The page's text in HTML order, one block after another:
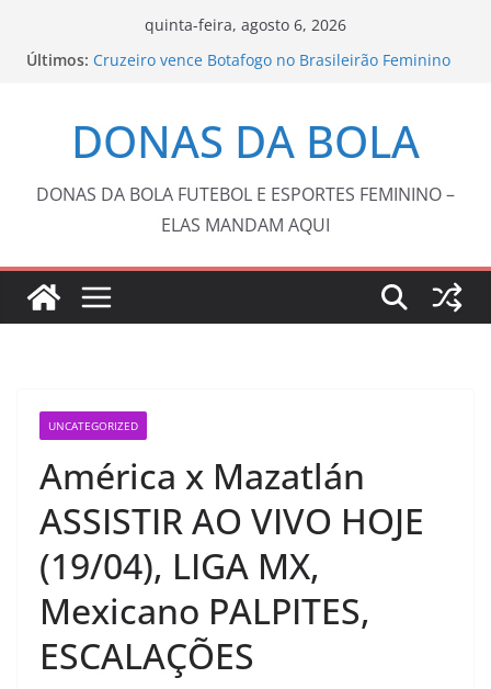
quinta-feira, agosto 6, 2026
Últimos: Cruzeiro vence Botafogo no Brasileirão Feminino
Barça anuncia Kerolin com valor recorde no
futebol feminino brasileiro
volta ao top 200
Fluminense e Vasco abrem oitavas de final da
Copa do Brasil com 0 a 0
DONAS DA BOLA
DONAS DA BOLA FUTEBOL E ESPORTES FEMININO –
ELAS MANDAM AQUI
UNCATEGORIZED
América x Mazatlán
ASSISTIR AO VIVO HOJE
(19/04), LIGA MX,
Mexicano PALPITES,
ESCALAÇÕES